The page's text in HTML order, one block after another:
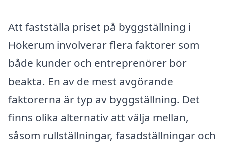
Att fastställa priset på byggställning i
Hökerum involverar flera faktorer som
både kunder och entreprenörer bör
beakta. En av de mest avgörande
faktorerna är typ av byggställning. Det
finns olika alternativ att välja mellan,
såsom rullställningar, fasadställningar och